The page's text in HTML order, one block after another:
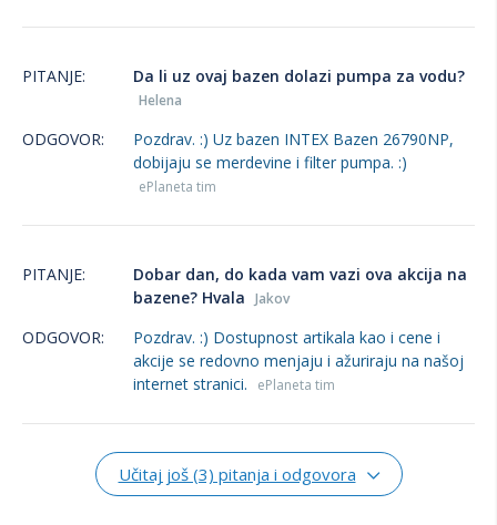
PITANJE: Da li uz ovaj bazen dolazi pumpa za vodu?
Helena
ODGOVOR:
Pozdrav. :) Uz bazen INTEX Bazen 26790NP,
dobijaju se merdevine i filter pumpa. :)
ePlaneta tim
PITANJE:
Dobar dan, do kada vam vazi ova akcija na
bazene? Hvala Jakov
ODGOVOR:
Pozdrav. :) Dostupnost artikala kao i cene i
akcije se redovno menjaju i ažuriraju na našoj
internet stranici.
ePlaneta tim
Učitaj još (3) pitanja i odgovora